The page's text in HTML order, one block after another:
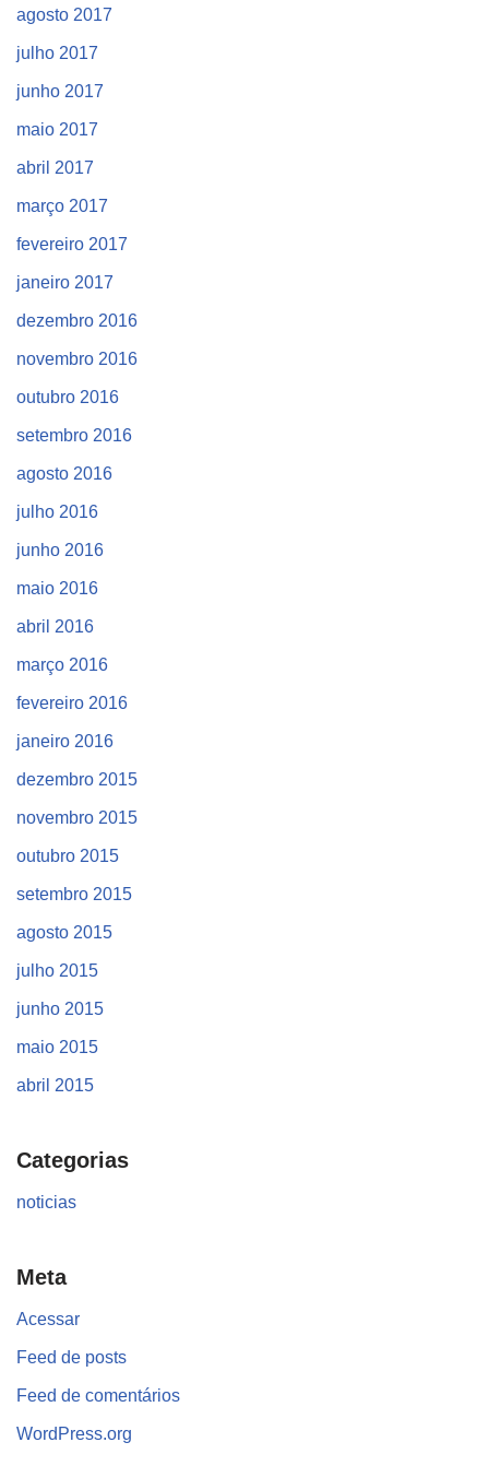
agosto 2017
julho 2017
junho 2017
maio 2017
abril 2017
março 2017
fevereiro 2017
janeiro 2017
dezembro 2016
novembro 2016
outubro 2016
setembro 2016
agosto 2016
julho 2016
junho 2016
maio 2016
abril 2016
março 2016
fevereiro 2016
janeiro 2016
dezembro 2015
novembro 2015
outubro 2015
setembro 2015
agosto 2015
julho 2015
junho 2015
maio 2015
abril 2015
Categorias
noticias
Meta
Acessar
Feed de posts
Feed de comentários
WordPress.org